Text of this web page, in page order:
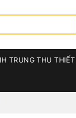
TRUNG THU